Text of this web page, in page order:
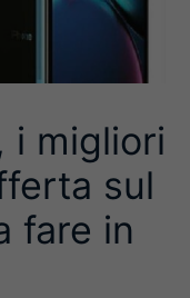
i migliori
sul
fare in